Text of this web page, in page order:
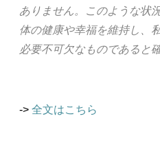
ありません。このような状
体の健康や幸福を維持し、
必要不可欠なものであると
-> 全文はこちら